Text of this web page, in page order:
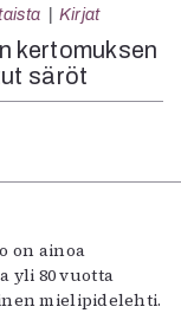
Kirjat
kertomuksen
säröt
on ainoa
yli 80 vuotta
mielipidelehti.